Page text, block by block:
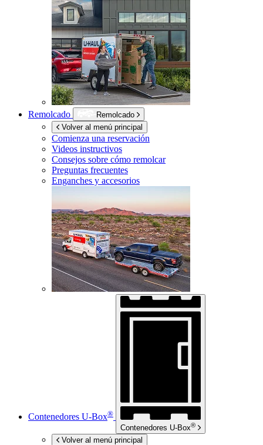
Remolcado
Remolcado
Volver al menú principal
Comienza una reservación
Videos instructivos
Consejos sobre cómo remolcar
Preguntas frecuentes
Enganches y accesorios
Contenedores U-Box®
Contenedores U-Box®
Volver al menú principal